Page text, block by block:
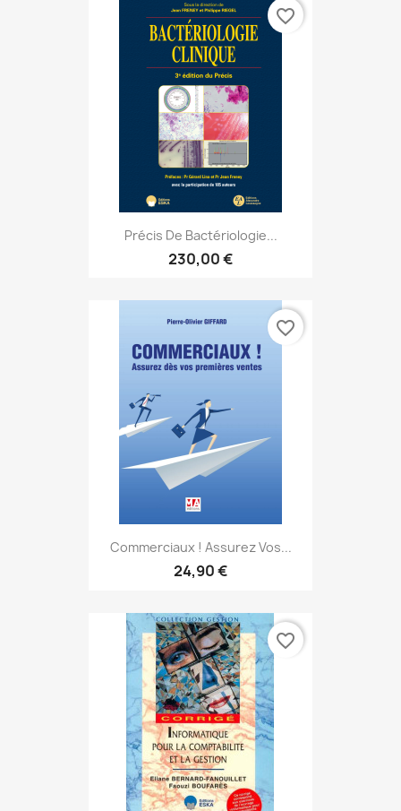
Précis De Bactériologie...
230,00 €
favorite_border
Commerciaux ! Assurez Vos...
24,90 €
favorite_border
favorite_border